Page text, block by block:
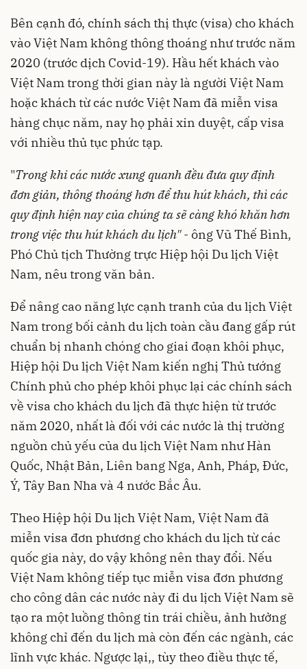
Bên cạnh đó, chính sách thị thực (visa) cho khách
vào Việt Nam không thông thoáng như trước năm
2020 (trước dịch Covid-19). Hầu hết khách vào
Việt Nam trong thời gian này là người Việt Nam
hoặc khách từ các nước Việt Nam đã miễn visa
hàng chục năm, nay họ phải xin duyệt, cấp visa
với nhiều thủ tục phức tạp.
"Trong khi các nước xung quanh đều đưa quy định
đơn giản, thông thoáng hơn để thu hút khách, thì các
quy định hiện nay của chúng ta sẽ càng khó khăn hơn
trong việc thu hút khách du lịch"- ông Vũ Thế Bình,
Phó Chủ tịch Thường trực Hiệp hội Du lịch Việt
Nam, nêu trong văn bản.
Để nâng cao năng lực cạnh tranh của du lịch Việt
Nam trong bối cảnh du lịch toàn cầu đang gấp rút
chuẩn bị nhanh chóng cho giai đoạn khôi phục,
Hiệp hội Du lịch Việt Nam kiến nghị Thủ tướng
Chính phủ cho phép khôi phục lại các chính sách
về visa cho khách du lịch đã thực hiện từ trước
năm 2020, nhất là đối với các nước là thị trường
nguồn chủ yếu của du lịch Việt Nam như Hàn
Quốc, Nhật Bản, Liên bang Nga, Anh, Pháp, Đức,
Ý, Tây Ban Nha và 4 nước Bắc Âu.
Theo Hiệp hội Du lịch Việt Nam, Việt Nam đã
miễn visa đơn phương cho khách du lịch từ các
quốc gia này, do vậy không nên thay đổi. Nếu
Việt Nam không tiếp tục miễn visa đơn phương
cho công dân các nước này đi du lịch Việt Nam sẽ
tạo ra một luồng thông tin trái chiều, ảnh hưởng
không chỉ đến du lịch mà còn đến các ngành, các
lĩnh vực khác. Ngược lại,, tùy theo điều thực tế,